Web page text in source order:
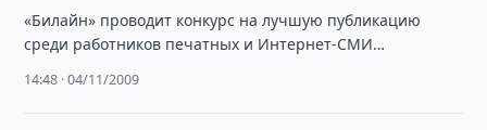
«Билайн» проводит конкурс на лучшую публикацию
среди работников печатных и Интернет-СМИ
доступ от «Билайн»: палитра технологий».
14:48 · 04/11/2009